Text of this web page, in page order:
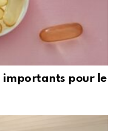
importants pour le